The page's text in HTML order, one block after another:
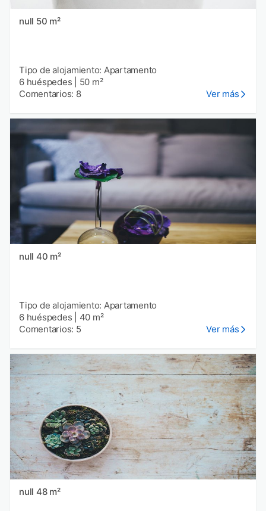
null 50 m²
Tipo de alojamiento: Apartamento
6 huéspedes
50 m²
Comentarios: 8
Ver más
null 40 m²
Tipo de alojamiento: Apartamento
6 huéspedes
40 m²
Comentarios: 5
Ver más
null 48 m²